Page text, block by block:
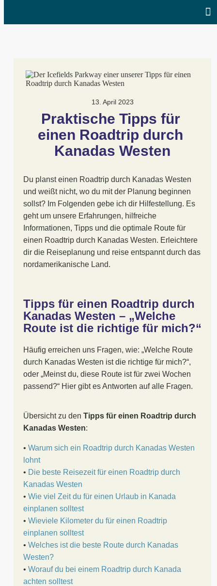
13. April 2023
Praktische Tipps für
einen Roadtrip durch
Kanadas Westen
Du planst einen Roadtrip durch Kanadas Westen
und weißt nicht, wo du mit der Planung beginnen
sollst? Im Folgenden gebe ich dir Hilfestellung. Es
geht um unsere Erfahrungen, hilfreiche
Informationen, Tipps und die optimale Route für
einen Roadtrip durch Kanadas Westen. Erleichtere
dir die Reiseplanung und reise entspannt durch das
nordamerikanische Land.
Tipps für einen Roadtrip durch
Kanadas Westen – „Welche
Route ist die richtige für mich?“
Häufig erreichen uns Fragen, wie: „Welche Route
durch Kanadas Westen ist die richtige für mich?“,
oder „Meinst du, diese Route ist für zwei Wochen
passend?“ Hier gibt es Antworten auf alle Fragen.
Übersicht zu den Tipps für einen Roadtrip durch
Kanadas Westen:
• Warum sich ein Roadtrip durch Kanadas Westen
lohnt
• Die beste Reisezeit für einen Roadtrip durch
Kanadas Westen
• Wie viel Zeit du für einen Urlaub in Kanada
einplanen solltest
• Wieviele Kilometer du für einen Roadtrip
einplanen solltest
• Welches ist die beste Route durch Kanadas
Westen?
• Worauf du bei einem Roadtrip durch Kanada
achten solltest